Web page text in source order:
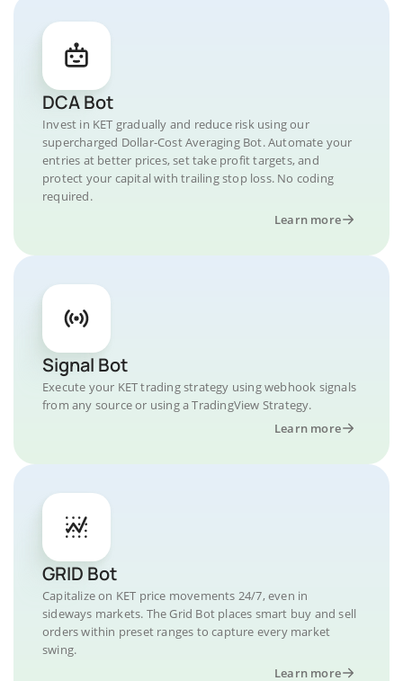
DCA Bot
Invest in KET gradually and reduce risk using our
supercharged Dollar-Cost Averaging Bot. Automate your
entries at better prices, set take profit targets, and
protect your capital with trailing stop loss. No coding
required.
Learn more
Signal Bot
Execute your KET trading strategy using webhook signals
from any source or using a TradingView Strategy.
Learn more
GRID Bot
Capitalize on KET price movements 24/7, even in
sideways markets. The Grid Bot places smart buy and sell
orders within preset ranges to capture every market
swing.
Learn more